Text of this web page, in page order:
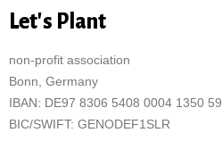
Let's Plant
non-profit association
Bonn, Germany
IBAN: DE97 8306 5408 0004 1350 59
BIC/SWIFT: GENODEF1SLR